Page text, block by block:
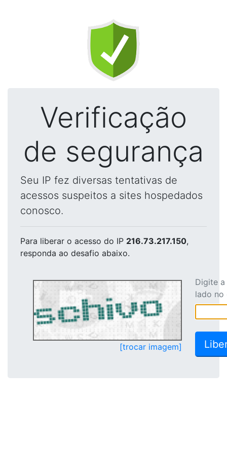
Verificação
de segurança
Seu IP fez diversas tentativas de
acessos suspeitos a sites hospedados
conosco.
Para liberar o acesso do IP 216.73.217.150,
responda ao desafio abaixo.
[trocar imagem]
Digite
lado no